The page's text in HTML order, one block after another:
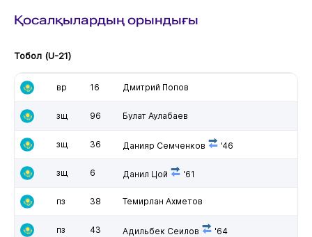
Қосалқылардың орындығы
Тобол (U-21)
вр 16 Дмитрий Попов
зщ 96 Булат Аулабаев
зщ 36 Данияр Семченков '46
зщ 6 Данил Цой '61
пз 38 Темирлан Ахметов
пз 43 Адильбек Сеилов '64